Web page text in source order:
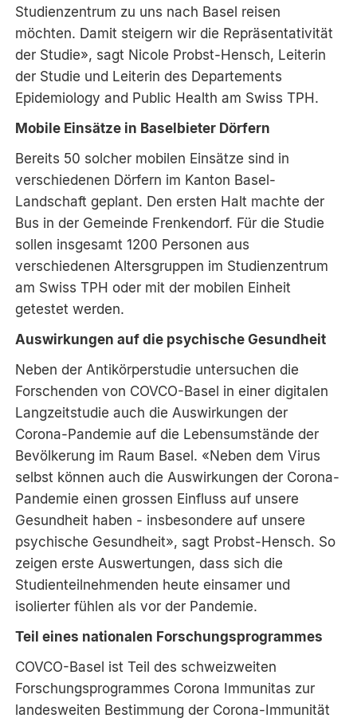
Studienzentrum zu uns nach Basel reisen
möchten. Damit steigern wir die Repräsentativität
der Studie», sagt Nicole Probst-Hensch, Leiterin
der Studie und Leiterin des Departements
Epidemiology and Public Health am Swiss TPH.
Mobile Einsätze in Baselbieter Dörfern
Bereits 50 solcher mobilen Einsätze sind in
verschiedenen Dörfern im Kanton Basel-
Landschaft geplant. Den ersten Halt machte der
Bus in der Gemeinde Frenkendorf. Für die Studie
sollen insgesamt 1200 Personen aus
verschiedenen Altersgruppen im Studienzentrum
am Swiss TPH oder mit der mobilen Einheit
getestet werden.
Auswirkungen auf die psychische Gesundheit
Neben der Antikörperstudie untersuchen die
Forschenden von COVCO-Basel in einer digitalen
Langzeitstudie auch die Auswirkungen der
Corona-Pandemie auf die Lebensumstände der
Bevölkerung im Raum Basel. «Neben dem Virus
selbst können auch die Auswirkungen der Corona-
Pandemie einen grossen Einfluss auf unsere
Gesundheit haben - insbesondere auf unsere
psychische Gesundheit», sagt Probst-Hensch. So
zeigen erste Auswertungen, dass sich die
Studienteilnehmenden heute einsamer und
isolierter fühlen als vor der Pandemie.
Teil eines nationalen Forschungsprogrammes
COVCO-Basel ist Teil des schweizweiten
Forschungsprogrammes Corona Immunitas zur
landesweiten Bestimmung der Corona-Immunität